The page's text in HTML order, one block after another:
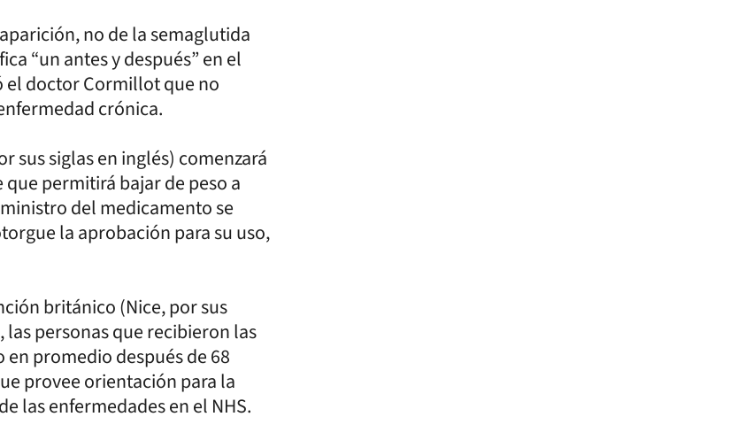
no de la semaglutida
“un antes y después” en el
el doctor Cormillot que no
crónica.
sus siglas en inglés) comenzará
permitirá bajar de peso a
del medicamento se
la aprobación para su uso,
británico (Nice, por sus
personas que recibieron las
promedio después de 68
provee orientación para la
las enfermedades en el NHS.